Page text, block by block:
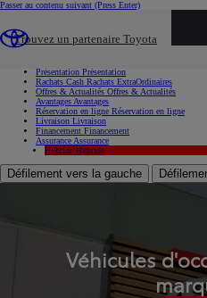
Passer au contenu suivant (Press Enter)
Trouvez un partenaire Toyota
Présentation Présentation
Rachats Cash Rachats ExtraOrdinaires
Offres & Actualités Offres & Actualités
Avantages Avantages
Réservation en ligne Réservation en ligne
Livraison Livraison
Financement Financement
Assurance Assurance
Hybride Hybride
Défilement vers la gauche
Véhicules